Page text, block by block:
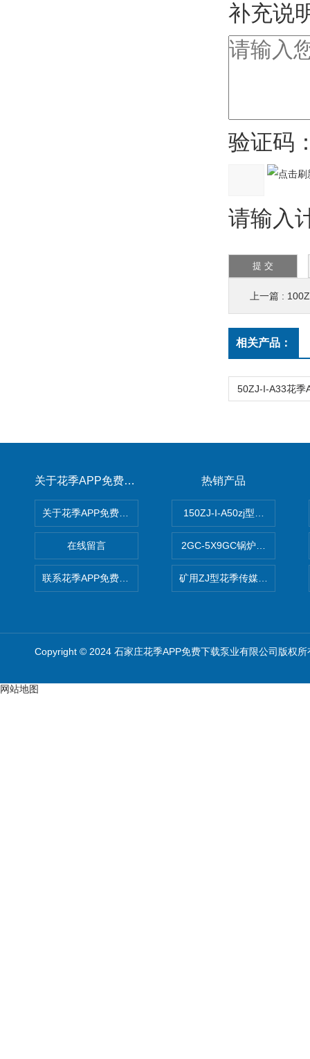
补充说明
验证码
请输入计
上一篇 :
相关产品：
关于花季APP免费下载
在线留言
热销产品
150ZJ-I-A50zj型花季传媒
2GC-5X9GC锅炉给水泵 给水
矿用ZJ型花季传媒APP免费版
Copyright © 2024 石家庄花季APP免费下载泵业有限公司版权所
网站地图